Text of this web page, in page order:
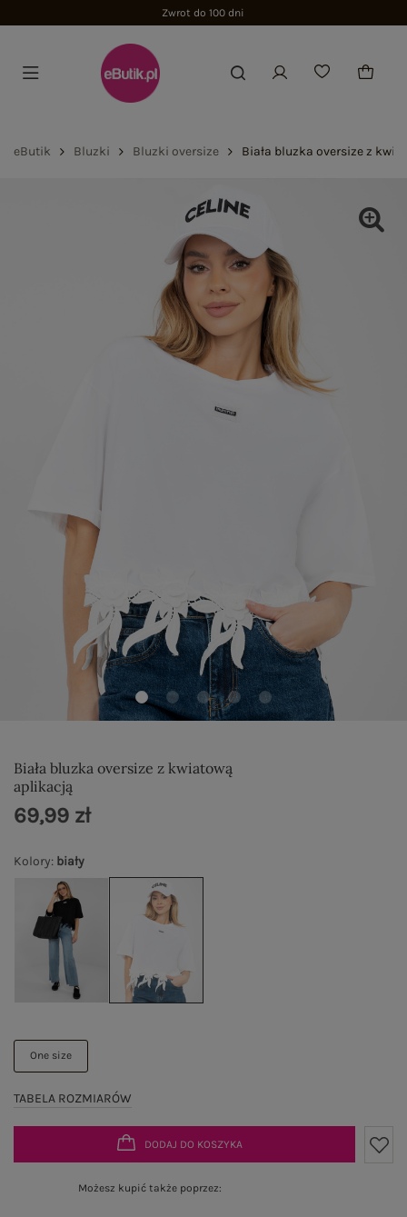
Zwrot do 100 dni
eButik Bluzki Bluzki oversize Biała bluzka oversize z
Biała bluzka oversize z kwiatową
aplikacją
Kolory: biały
One size
TABELA ROZMIARÓW
69,99 zł
DODAJ DO KOSZYKA
Możesz kupić także poprzez: